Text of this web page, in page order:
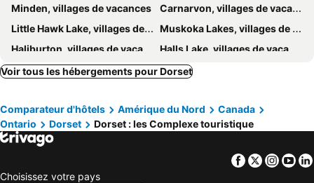
Minden, villages de vacances
Carnarvon, villages de vacances
Little Hawk Lake, villages de vacances
Muskoka Lakes, villages de vacances
Haliburton, villages de vacances
Halls Lake, villages de vacances
Algonquin Park, villages de vacances
Voir tous les hébergements pour Dorset
Comparateur d'hôtels Amérique du Nord
Canada
Ontario
Dorset Dorset : les Complexe touristique
Facebook
Twitter
Choisissez votre pays